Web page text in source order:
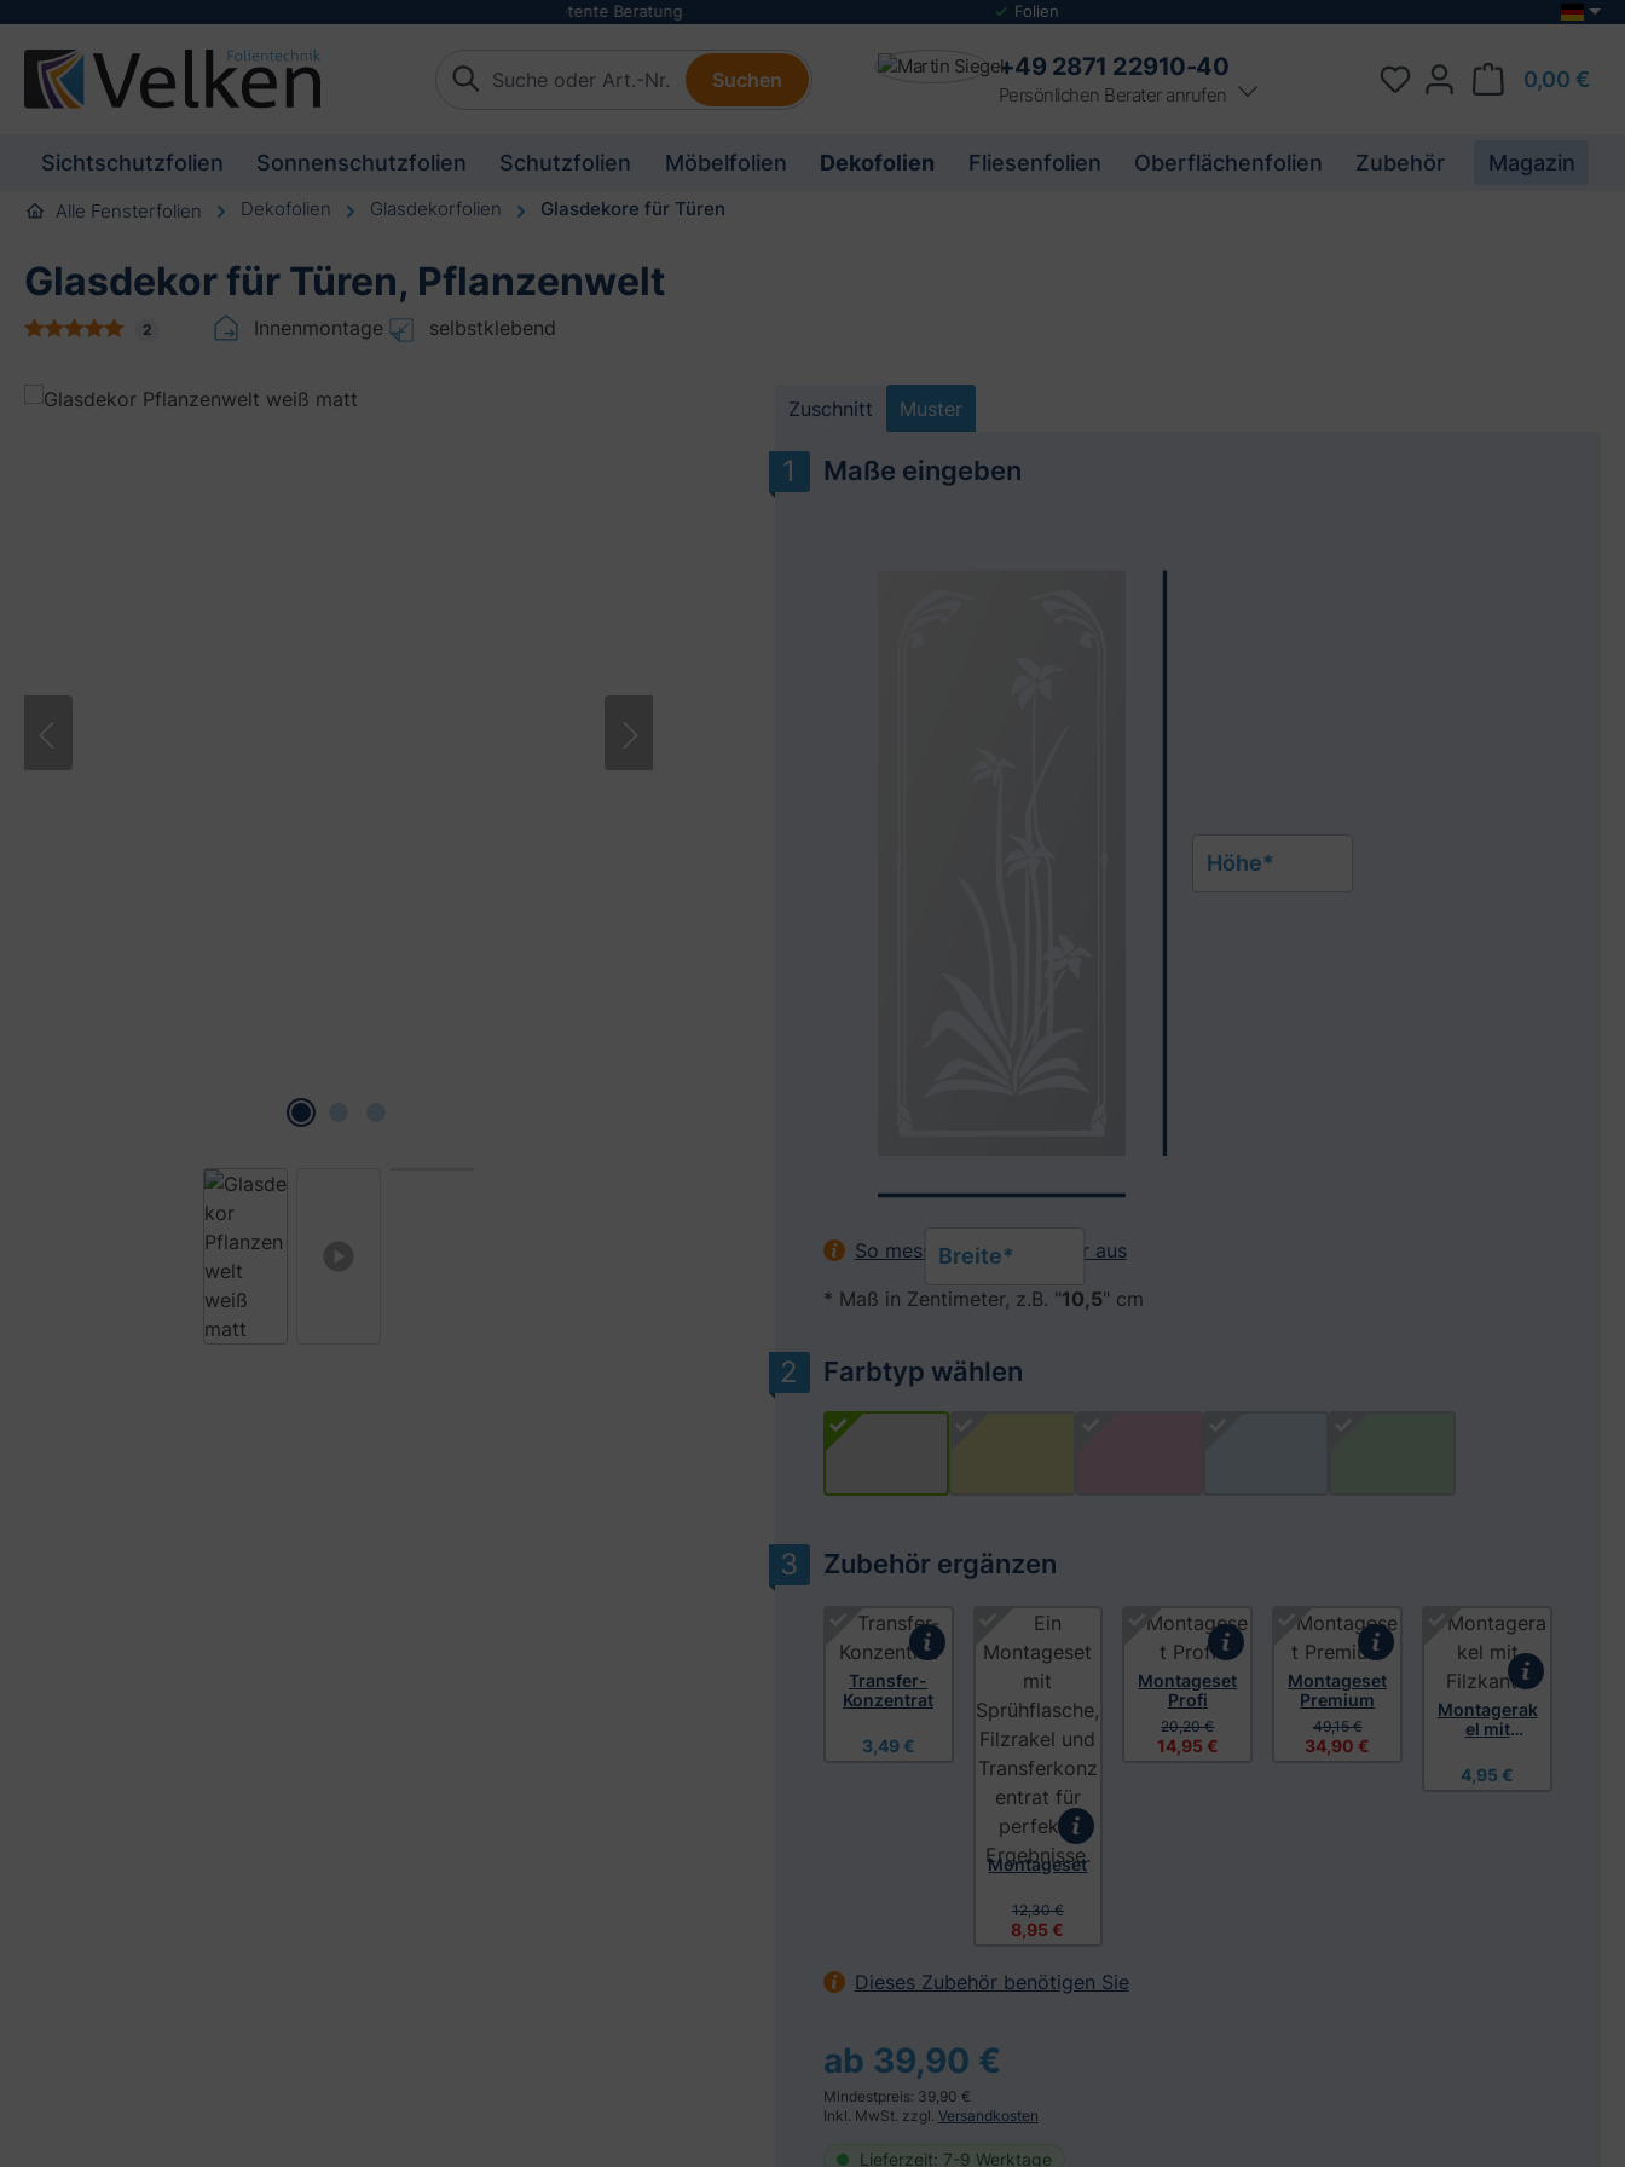
springen Zur Beschreibung springen
Suchen +49 2871 22910-40
Persönlichen Berater anrufen
0,00 €
Sichtschutzfolien Sonnenschutzfolien Schutzfolien Möbelfolien Dekofolien Fliesenfolien Oberflächenfolien Zubehör Magazin
Alle Fensterfolien Dekofolien Glasdekorfolien Glasdekore für Türen
Bildergalerie überspringen
Glasdekor für Türen, Pflanzenwelt
2 Innenmontage selbstklebend
Zuschnitt Muster
Maße eingeben
Breite*
Höhe*
So messen Sie Ihr Fenster aus
* Maß in Zentimeter, z.B. "10,5" cm
Farbtyp wählen
Zubehör ergänzen
Transfer-
Konzentrat
3,49 €
Montageset
8,95 €
12,30 €
Montageset
Profi
14,95 €
20,20 €
Montageset
Premium
34,90 €
49,15 €
Montagerak
el mit
4,95 €
Dieses Zubehör benötigen Sie
ab 39,90 €
Mindestpreis: 39,90 €
Inkl. MwSt. zzgl. Versandkosten
Lieferzeit: 7-9 Werktage